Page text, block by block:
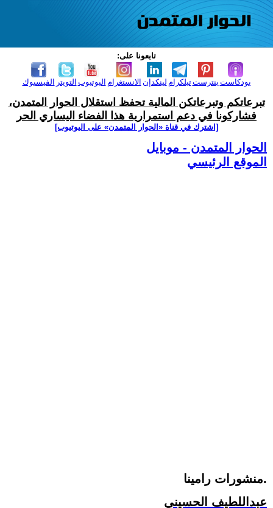
تابعونا على:
الفيسبوك التويتر اليوتيوب الانستغرام لينكدإن تيلكرامبنترست بودكاست
تبرعاتكم وتبرعاتكن المالية تحفظ استقلال الحوار المتمدن،
فشاركونا في دعم استمرارية هذا الفضاء اليساري الحر
[اشترك في قناة ‫«الحوار المتمدن» على اليوتيوب]
الحوار المتمدن - موبايل
الموقع الرئيسي
منشورات رامينا.
عبداللطيف الحسيني